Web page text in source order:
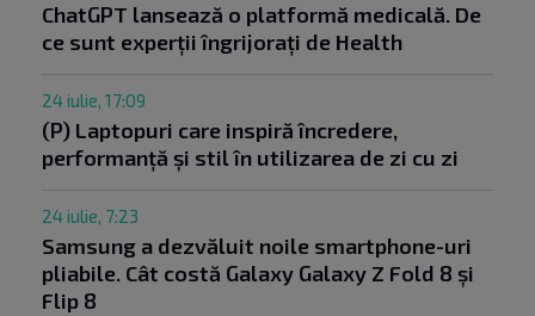
ChatGPT lansează o platformă medicală. De
ce sunt experții îngrijorați de Health
24 iulie, 17:09
(P) Laptopuri care inspiră încredere,
performanță și stil în utilizarea de zi cu zi
24 iulie, 7:23
Samsung a dezvăluit noile smartphone-uri
pliabile. Cât costă Galaxy Galaxy Z Fold 8 și
Flip 8